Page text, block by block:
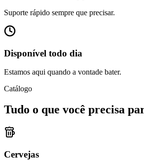
Suporte rápido sempre que precisar.
Disponível todo dia
Estamos aqui quando a vontade bater.
Catálogo
Tudo o que você precisa
Cervejas